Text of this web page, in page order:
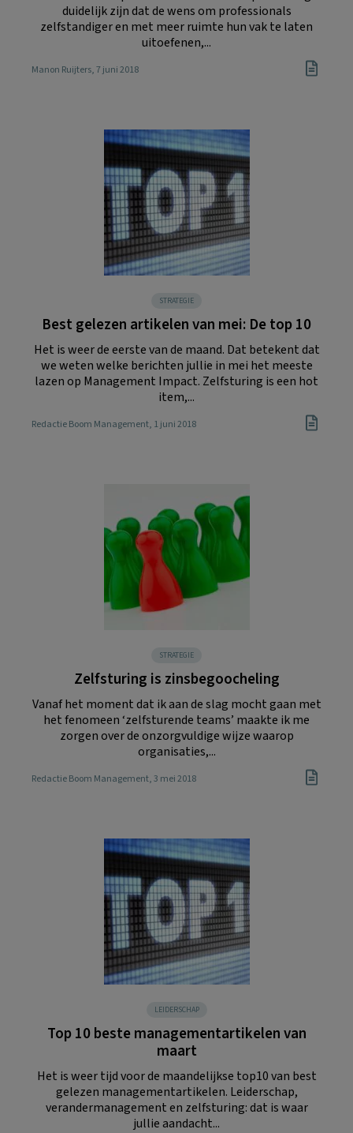
duidelijk zijn dat de wens om professionals
zelfstandiger en met meer ruimte hun vak te laten
uitoefenen,...
Manon Ruijters, 7 juni 2018
STRATEGIE
Best gelezen artikelen van mei: De top 10
Het is weer de eerste van de maand. Dat betekent dat
we weten welke berichten jullie in mei het meeste
lazen op Management Impact. Zelfsturing is een hot
item,...
Redactie Boom Management, 1 juni 2018
STRATEGIE
Zelfsturing is zinsbegoocheling
Vanaf het moment dat ik aan de slag mocht gaan met
het fenomeen ‘zelfsturende teams’ maakte ik me
zorgen over de onzorgvuldige wijze waarop
organisaties,...
Redactie Boom Management, 3 mei 2018
LEIDERSCHAP
Top 10 beste managementartikelen van
maart
Het is weer tijd voor de maandelijkse top10 van best
gelezen managementartikelen. Leiderschap,
verandermanagement en zelfsturing: dat is waar
jullie aandacht...